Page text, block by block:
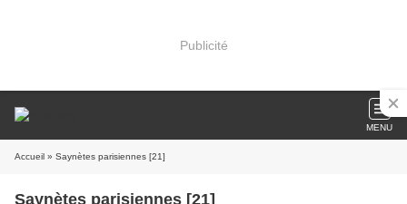
Publicité
MENU
Accueil » Saynètes parisiennes [21]
Saynètes parisiennes [21]